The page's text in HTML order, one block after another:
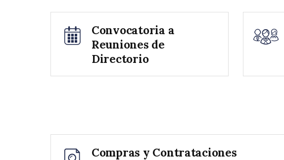
Convocatoria a
Reuniones de
Directorio
Compras y Contrataciones